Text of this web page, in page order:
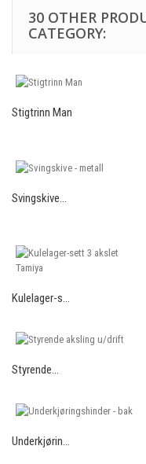
30 OTHER
CATEGORY:
Stigtrinn Man
Svingskive...
Kulelager-s...
Styrende...
Underkjørin...